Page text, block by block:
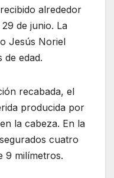
alrededor
de junio. La
Jesús Noriel
de edad.
recabada, el
producida por
la cabeza. En la
cuatro
9 milímetros.